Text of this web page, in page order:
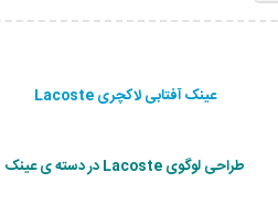
عینک آفتابی لاکچری Lacoste
طراحی لوگوی Lacoste در دسته ی عینک